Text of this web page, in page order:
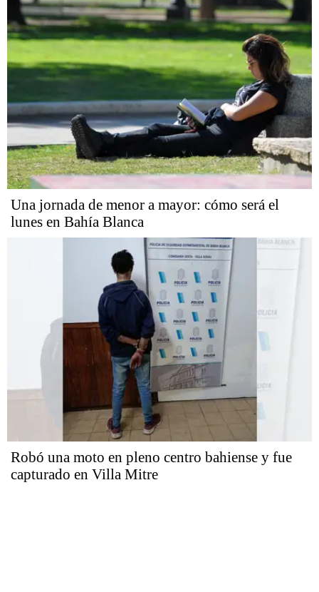
Una jornada de menor a mayor: cómo será el
lunes en Bahía Blanca
Robó una moto en pleno centro bahiense y fue
capturado en Villa Mitre